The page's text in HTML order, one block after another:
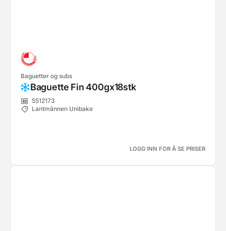
Baguetter og subs
Baguette Fin 400gx18stk
5512173
Lantmännen Unibake
LOGG INN FOR Å SE PRISER